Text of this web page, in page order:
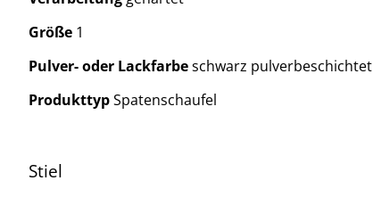
Größe 1
Pulver- oder Lackfarbeschwarz pulverbeschichtet
ProdukttypSpatenschaufel
Stiel